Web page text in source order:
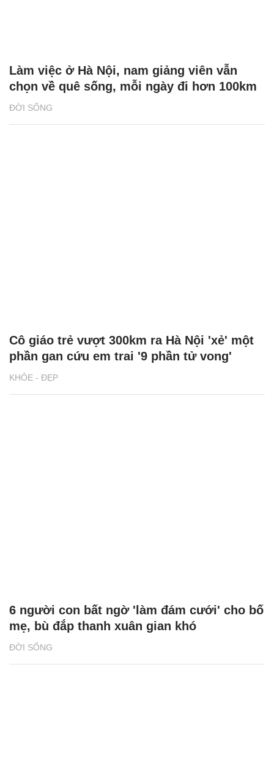
ĐỜI SỐNG
Làm việc ở Hà Nội, nam giảng viên vẫn
chọn về quê sống, mỗi ngày đi hơn 100km
KHỎE - ĐẸP
Cô giáo trẻ vượt 300km ra Hà Nội 'xẻ' một
phần gan cứu em trai '9 phần tử vong'
ĐỜI SỐNG
6 người con bất ngờ 'làm đám cưới' cho bố
mẹ, bù đắp thanh xuân gian khó